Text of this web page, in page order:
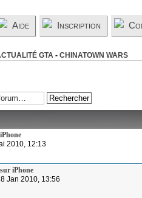
Aide Inscription
GTA - CHINATOWN WARS
2010, 12:13
iPhone
Jan 2010, 13:56